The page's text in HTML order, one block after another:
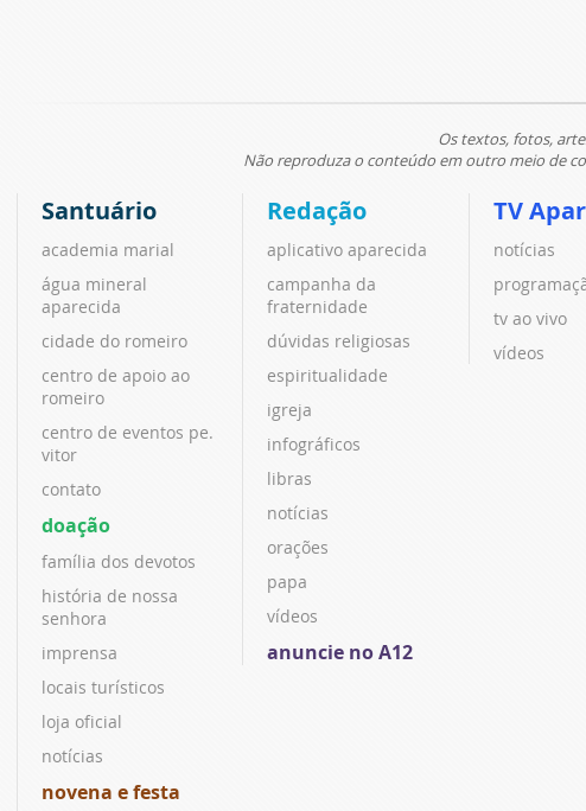
Os textos, fotos,
Não reproduza o conteúdo em outro meio de
Santuário
academia marial
água mineral
aparecida
cidade do romeiro
centro de apoio ao
romeiro
centro de eventos pe.
vitor
contato
doação
família dos devotos
história de nossa
senhora
imprensa
locais turísticos
loja oficial
notícias
novena e festa
Redação
aplicativo aparecida
campanha da
fraternidade
dúvidas religiosas
espiritualidade
igreja
infográficos
libras
notícias
orações
papa
vídeos
anuncie no A12
TV
notícias
tv ao vivo
vídeos